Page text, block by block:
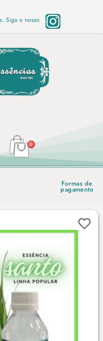
Siga o nosso
0
Formas de
pagamento